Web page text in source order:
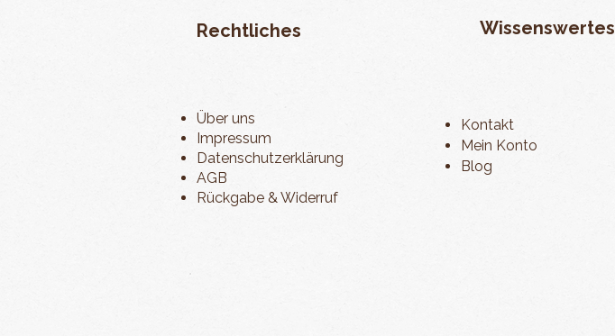
Rechtliches Wissenswertes
Über uns
Impressum
Datenschutzerklärung
AGB
Rückgabe & Widerruf
Kontakt
Mein Konto
Blog